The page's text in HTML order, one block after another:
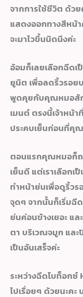
จากการใช้ชีวิต ด้วย
แสดงออกทางสีหน้า
จะมาไวขึ้นนิดนึงค่ะ
อ้อมก็เลยเลือกฉีดเ
ยูนิต เพื่อลดริ้วรอย
พูดคุยกับคุณหมอสัก
เมนต์ ตรงนี้เจ้าหน้า
ประคบเย็นก่อนที่คุณ
ตอนแรกคุณหมอก็ถ
เย็นดี แต่เราเลือก
ทำหน้าย่นเพื่อดูริ้ว
จุดๆ จากนั้นก็เริ่มฉี
ย่นค่อนข้างเยอะ แ
ตา บริเวณจมูก แล
เป็นอันเสร็จค่ะ
ระหว่างฉีดโบท็อกซ์
ไปเรื่อยๆ ด้วยนะค